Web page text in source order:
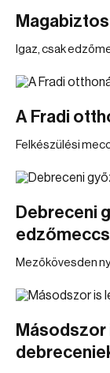
Igaz, csak
A Fradi
Felkészülési
Debreceni
Mezőkövesden
Másodszor